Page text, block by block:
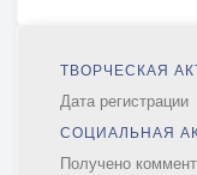
ТВОРЧЕСКАЯ
Дата регистрации
СОЦИАЛЬНАЯ
Получено